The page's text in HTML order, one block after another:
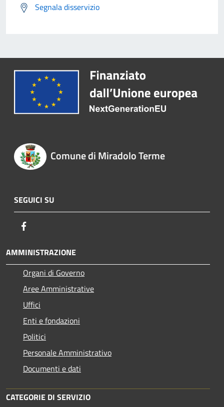
Segnala disservizio
Comune di Miradolo Terme
SEGUICI SU
AMMINISTRAZIONE
Organi di Governo
Aree Amministrative
Uffici
Enti e fondazioni
Politici
Personale Amministrativo
Documenti e dati
CATEGORIE DI SERVIZIO